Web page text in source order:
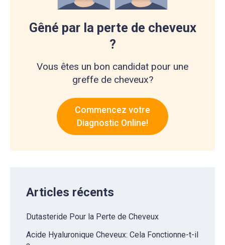
Gêné par la perte de cheveux
?
Vous êtes un bon candidat pour une
greffe de cheveux?
Commencez votre
Diagnostic Online!
Articles récents
Dutasteride Pour la Perte de Cheveux
Acide Hyaluronique Cheveux: Cela Fonctionne-t-il